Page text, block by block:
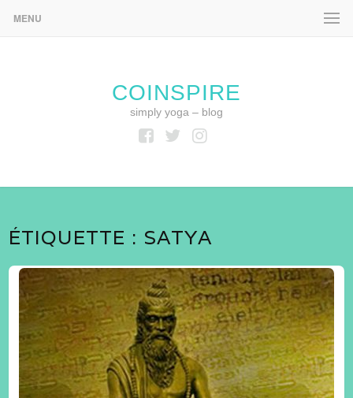
MENU
COINSPIRE
simply yoga – blog
ÉTIQUETTE : SATYA